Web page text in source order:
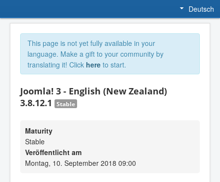
Deutsch
This page is not yet fully available in your
language. Make a gift to your community by
translating it! Click here to start.
Joomla! 3 - English (New Zealand)
3.8.12.1
Stable
Maturity
Stable
Veröffentlicht am
Montag, 10. September 2018 09:00